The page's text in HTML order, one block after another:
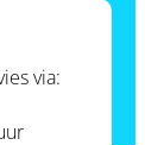
via: